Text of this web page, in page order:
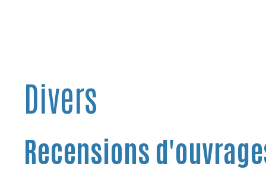
Divers
Recensions